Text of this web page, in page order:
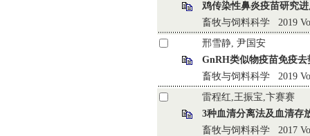
鸡传染性鼻炎疫苗研究
畜牧与饲料科学 2019
邢雪静, 尹国安
GnRH类似物疫苗免疫
畜牧与饲料科学 2019
雷程红,王振宝,卞赛赛
3种血清分离法及血清存
畜牧与饲料科学 2017